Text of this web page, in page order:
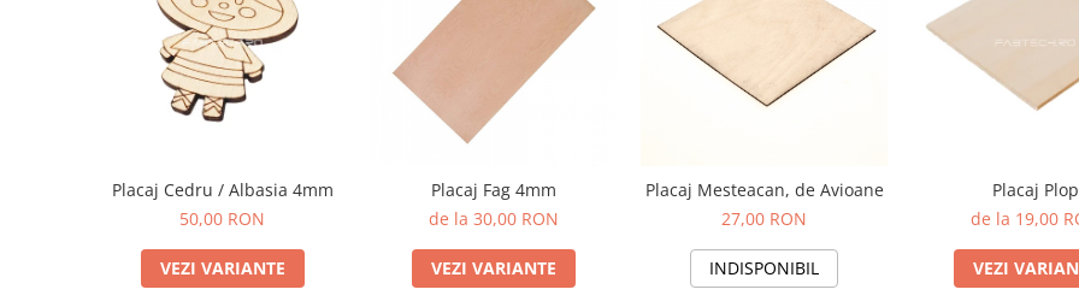
Placaj Cedru / Albasia 4mm
50,00 RON
VEZI VARIANTE
Placaj Fag 4mm
de la 30,00 RON
VEZI VARIANTE
Placaj Mesteacan, de Avioane
27,00 RON
INDISPONIBIL
Placaj Plop
de la 19,00
VEZI